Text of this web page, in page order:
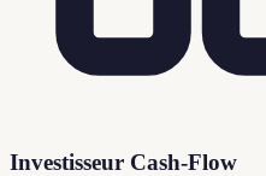
Investisseur Cash-Flow